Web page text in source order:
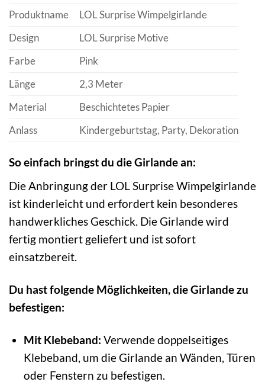
Produktname
LOL Surprise Wimpelgirlande
Design
LOL Surprise Motive
Farbe
Pink
Länge
2,3 Meter
Material
Beschichtetes Papier
Anlass
Kindergeburtstag, Party, Dekoration
So einfach bringst du die Girlande an:
Die Anbringung der LOL Surprise Wimpelgirlande
ist kinderleicht und erfordert kein besonderes
handwerkliches Geschick. Die Girlande wird
fertig montiert geliefert und ist sofort
einsatzbereit.
Du hast folgende Möglichkeiten, die Girlande zu
befestigen:
Mit Klebeband: Verwende doppelseitiges
Klebeband, um die Girlande an Wänden, Türen
oder Fenstern zu befestigen.